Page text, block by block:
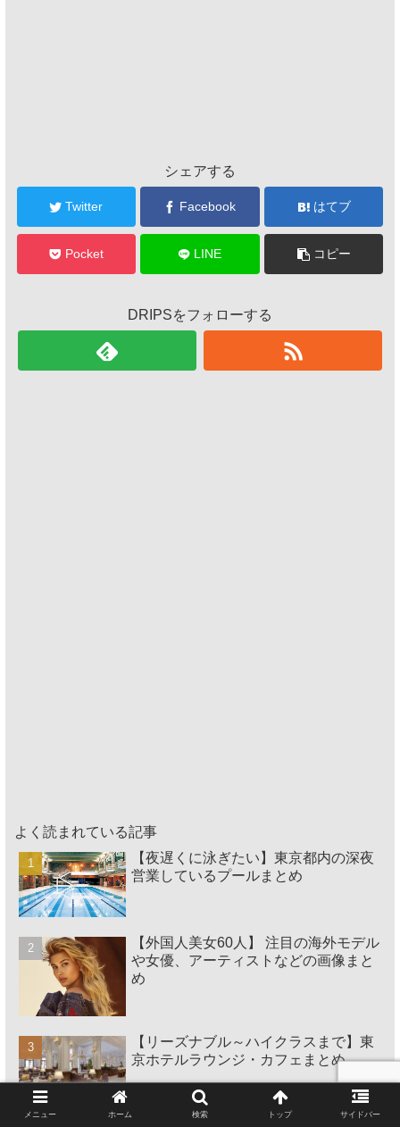
シェアする
Twitter Facebook はてブ
Pocket LINE コピー
DRIPSをフォローする
よく読まれている記事
【夜遅くに泳ぎたい】東京都内の深夜
営業しているプールまとめ
【外国人美女60人】 注目の海外モデル
や女優、アーティストなどの画像まと
め
【リーズナブル～ハイクラスまで】東
京ホテルラウンジ・カフェまとめ
ヴィンテージ&クラシックカー【人気&
メニュー ホーム 検索 トップ サイドバー